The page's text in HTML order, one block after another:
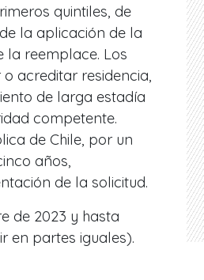
quintiles, de
la aplicación de la
la reemplace. Los
acreditar residencia,
de larga estadía
competente.
de Chile, por un
años,
de la solicitud.
de 2023 y hasta
en partes iguales).